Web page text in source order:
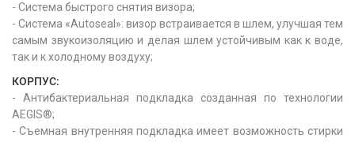
- Система быстрого снятия визора;
- Система «Autoseal»: визор встраивается в шлем, улучшая тем
самым звукоизоляцию и делая шлем устойчивым как к воде,
так и к холодному воздуху;
КОРПУС:
- Антибактериальная подкладка созданная по технологии
AEGIS®;
- Съемная внутренняя подкладка имеет возможность стирки